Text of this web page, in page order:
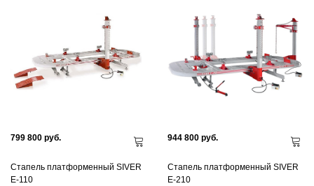
799 800 руб.
Стапель платформенный SIVER
Е-110
944 800 руб.
Стапель платформенный SIVER
Е-210